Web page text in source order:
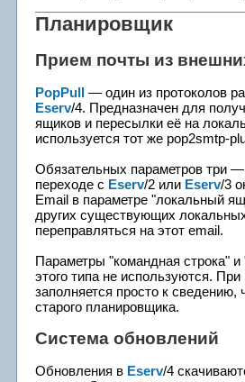
Планировщик
Прием почты из
PopPull — один из протоколов
Eserv/4. Предназначен для
ящиков и пересылки её на
используется тот же pop2smtp-
Обязательных параметров три
переходе с Eserv/2 или Eserv/3
Email в параметре "локальный
других существующих
переправляться на этот email.
Параметры "командная строка"
этого типа не используются.
заполняется просто к
старого планировщика.
Система обновлений
Обновления в Eserv/4